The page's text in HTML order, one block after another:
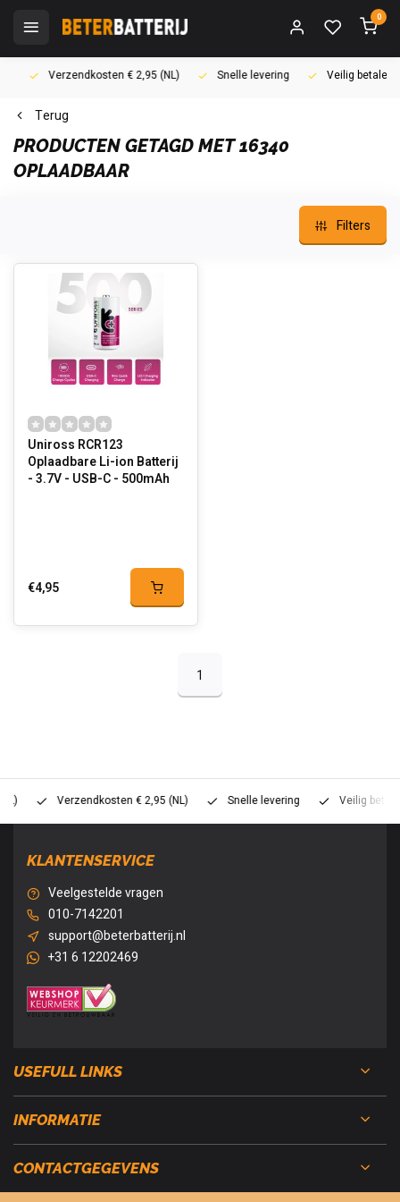
0
Verzendkosten € 2,95 (NL) Snelle levering Veilig betalen
Terug
PRODUCTEN GETAGD MET 16340
OPLAADBAAR
Filters
Uniross RCR123
Oplaadbare Li-ion Batterij
- 3.7V - USB-C - 500mAh
€4,95
1
Verzendkosten € 2,95 (NL) Snelle levering Veilig betalen
KLANTENSERVICE
Veelgestelde vragen
010-7142201
support@beterbatterij.nl
+31 6 12202469
USEFULL LINKS
INFORMATIE
CONTACTGEGEVENS